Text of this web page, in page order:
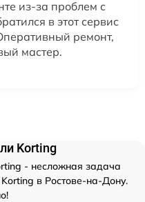
из-за проблем с
в этот сервис
ремонт,
мастер.
Korting
- несложная задача
в Ростове-на-Дону.